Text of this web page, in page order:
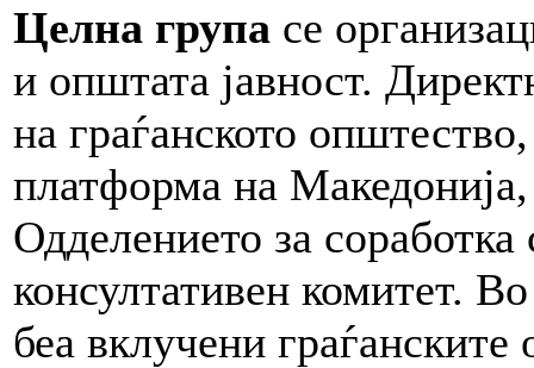
Целна група се
и општата јавност.
на граѓанското
платформа на
Одделението за
консултативен комитет.
беа вклучени граѓанските